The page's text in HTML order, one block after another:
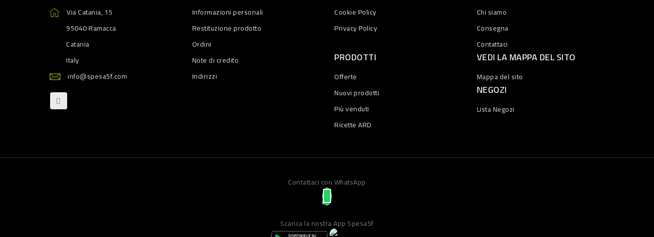
Via Catania, 15
95040 Ramacca
Catania
Italy
info@spesa5f.com
Informazioni personali
Restituzione prodotto
Ordini
Note di credito
Indirizzi
Cookie Policy
Privacy Policy
Chi siamo
Consegna
Contattaci
PRODOTTI
Offerte
Nuovi prodotti
Più venduti
Ricette ARD
VEDI LA MAPPA DEL SITO
Mappa del sito
NEGOZI
Lista Negozi
Contattaci con WhatsApp
Scarica la nostra App Spesa5f